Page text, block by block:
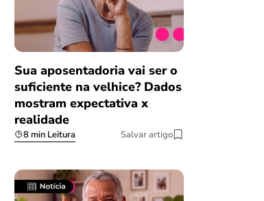
Sua aposentadoria vai ser o
suficiente na velhice? Dados
mostram expectativa x
realidade
8 min Leitura Salvar artigo